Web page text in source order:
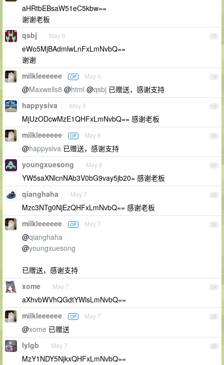
aHRtbEBsaW51eC5kbw==
谢谢老板
17
qsbj May 6
eWo5MjBAdmlwLnFxLmNvbQ==
谢谢
18
milkleeeeee OP May 6
@Maxwells8 @html @qsbj 已赠送，感谢支持
19
happysiva May 6
MjUzODcwMzE1QHFxLmNvbQ== 感谢老板
20
milkleeeeee OP May 6
@happysiva 已赠送，感谢支持
21
youngxuesong May 6
YW5saXNlcnNAb3V0bG9vay5jb20= 感谢老板
22
qianghaha May 7
Mzc3NTg0NjEzQHFxLmNvbQ== 感谢老板
23
milkleeeeee OP May 7
@qianghaha
@youngxuesong
已赠送，感谢支持
24
xome May 7
aXhvbWVhQGdtYWlsLmNvbQ==
25
milkleeeeee OP May 7
@xome 已赠送
26
lylgb May 7
MzY1NDY5NjkxQHFxLmNvbQ==